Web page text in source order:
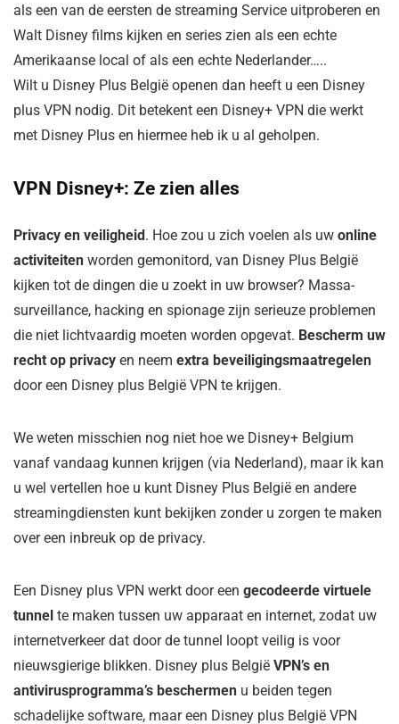
als een van de eersten de streaming Service uitproberen en
Walt Disney films kijken en series zien als een echte
Amerikaanse local of als een echte Nederlander…..
Wilt u Disney Plus België openen dan heeft u een Disney
plus VPN nodig. Dit betekent een Disney+ VPN die werkt
met Disney Plus en hiermee heb ik u al geholpen.
VPN Disney+: Ze zien alles
Privacy en veiligheid. Hoe zou u zich voelen als uw online
activiteiten worden gemonitord, van Disney Plus België
kijken tot de dingen die u zoekt in uw browser? Massa-
surveillance, hacking en spionage zijn serieuze problemen
die niet lichtvaardig moeten worden opgevat. Bescherm uw
recht op privacy en neem extra beveiligingsmaatregelen
door een Disney plus België VPN te krijgen.
We weten misschien nog niet hoe we Disney+ Belgium
vanaf vandaag kunnen krijgen (via Nederland), maar ik kan
u wel vertellen hoe u kunt Disney Plus België en andere
streamingdiensten kunt bekijken zonder u zorgen te maken
over een inbreuk op de privacy.
Een Disney plus VPN werkt door een gecodeerde virtuele
tunnel te maken tussen uw apparaat en internet, zodat uw
internetverkeer dat door de tunnel loopt veilig is voor
nieuwsgierige blikken. Disney plus België VPN’s en
antivirusprogramma’s beschermen u beiden tegen
schadelijke software, maar een Disney plus België VPN